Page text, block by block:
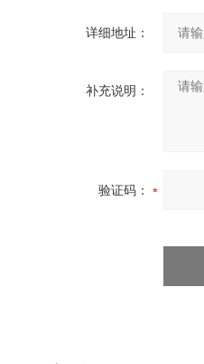
详细地址：
补充说明：
验证码：